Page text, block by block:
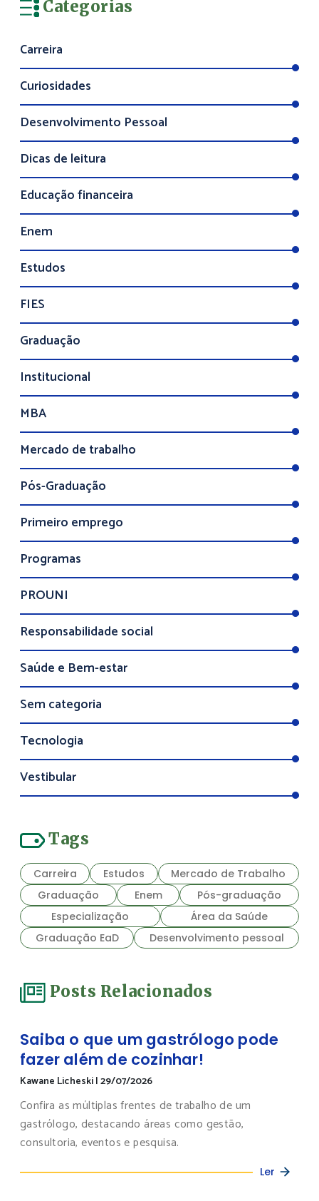
Categorias
Carreira
Curiosidades
Desenvolvimento Pessoal
Dicas de leitura
Educação financeira
Enem
Estudos
FIES
Graduação
Institucional
MBA
Mercado de trabalho
Pós-Graduação
Primeiro emprego
Programas
PROUNI
Responsabilidade social
Saúde e Bem-estar
Sem categoria
Tecnologia
Vestibular
Tags
Carreira Estudos
Mercado de Trabalho
Graduação
Enem
Pós-graduação
Especialização
Área da Saúde
Graduação EaD
Desenvolvimento pessoal
Posts Relacionados
Saiba o que um gastrólogo pode
fazer além de cozinhar!
Kawane Licheski|29/07/2026
Confira as múltiplas frentes de trabalho de um
gastrólogo, destacando áreas como gestão,
consultoria, eventos e pesquisa.
Ler